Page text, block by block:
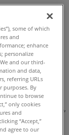
de gráficos
DirectX
medidas,
principal, si el
instala o se
some of which
and
enhance
personalize
and our third-
and data,
referring URLs
purposes. By
to browse
only cookies
and
“Accept,”
agree to our